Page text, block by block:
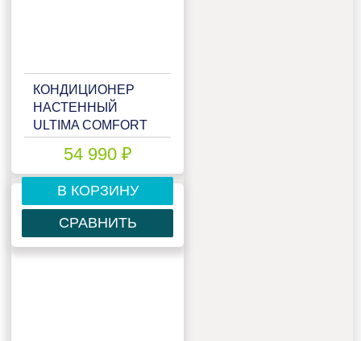
КОНДИЦИОНЕР
НАСТЕННЫЙ
ULTIMA COMFORT
54 990 ₽
В КОРЗИНУ
СРАВНИТЬ